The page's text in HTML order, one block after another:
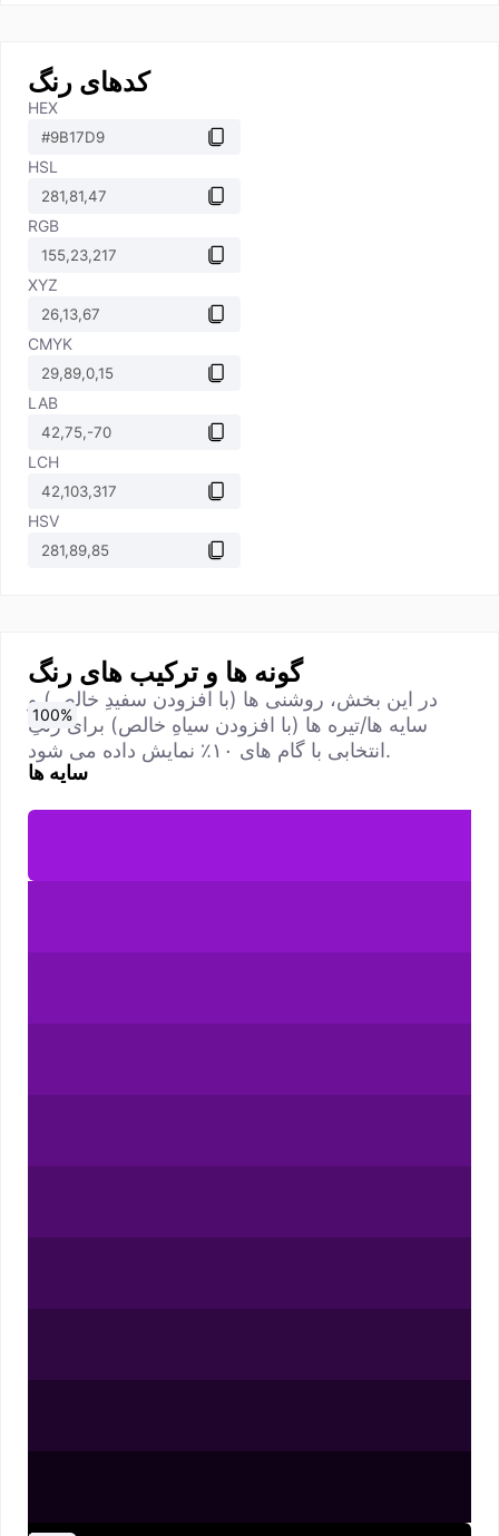
کدهای رنگ
HEX
HSL
RGB
XYZ
CMYK
LAB
LCH
HSV
گونه ها و ترکیب های رنگ
در این بخش، روشنی ها (با افزودن سفیدِ خالص) و
سایه ها/تیره ها (با افزودن سیاهِ خالص) برای رنگِ
انتخابی با گام های ۱۰٪ نمایش داده می شود.
سایه ها
0%
10%
20%
30%
40%
50%
60%
70%
80%
90%
100%